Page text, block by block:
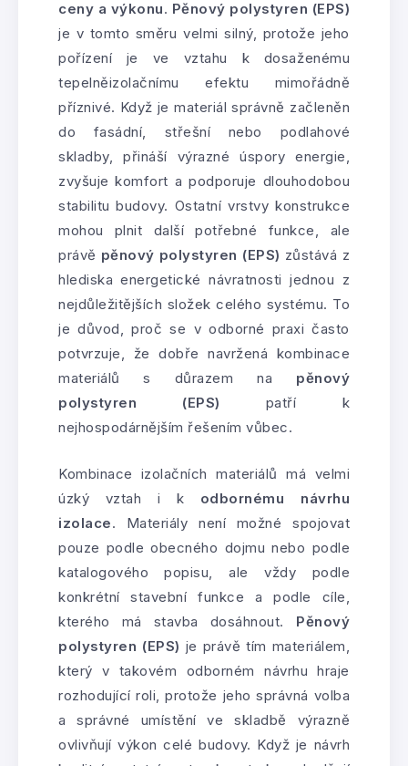
ceny a výkonu. Pěnový polystyren (EPS)
je v tomto směru velmi silný, protože jeho
pořízení je ve vztahu k dosaženému
tepelněizolačnímu efektu mimořádně
příznivé. Když je materiál správně začleněn
do fasádní, střešní nebo podlahové
skladby, přináší výrazné úspory energie,
zvyšuje komfort a podporuje dlouhodobou
stabilitu budovy. Ostatní vrstvy konstrukce
mohou plnit další potřebné funkce, ale
právě pěnový polystyren (EPS) zůstává z
hlediska energetické návratnosti jednou z
nejdůležitějších složek celého systému. To
je důvod, proč se v odborné praxi často
potvrzuje, že dobře navržená kombinace
materiálů s důrazem na pěnový
polystyren (EPS) patří k
nejhospodárnějším řešením vůbec.
Kombinace izolačních materiálů má velmi
úzký vztah i k odbornému návrhu
izolace. Materiály není možné spojovat
pouze podle obecného dojmu nebo podle
katalogového popisu, ale vždy podle
konkrétní stavební funkce a podle cíle,
kterého má stavba dosáhnout. Pěnový
polystyren (EPS) je právě tím materiálem,
který v takovém odborném návrhu hraje
rozhodující roli, protože jeho správná volba
a správné umístění ve skladbě výrazně
ovlivňují výkon celé budovy. Když je návrh